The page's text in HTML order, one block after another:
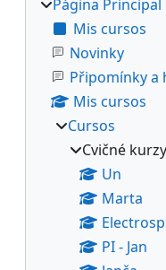
Página Principal
Mis cursos
Novinky
Připomínky a
Mis cursos
Cursos
Cvičné kurzy
Un
Marta
PI - Jan